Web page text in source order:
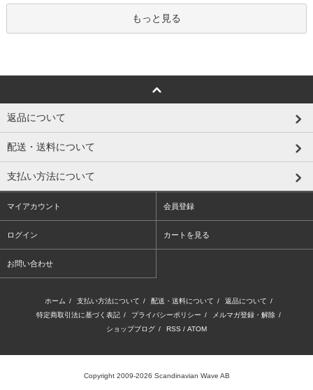
もっと見る
返品について
配送・送料について
支払い方法について
マイアカウント 会員登録
ログイン カートを見る
お問い合わせ
ホーム / 支払い方法について / 配送・送料について / 返品について /
特定商取引法に基づく表記 / プライバシーポリシー / メルマガ登録・解除 /
ショップブログ / RSS / ATOM
Copyright 2009-2026 Scandinavian Wave AB